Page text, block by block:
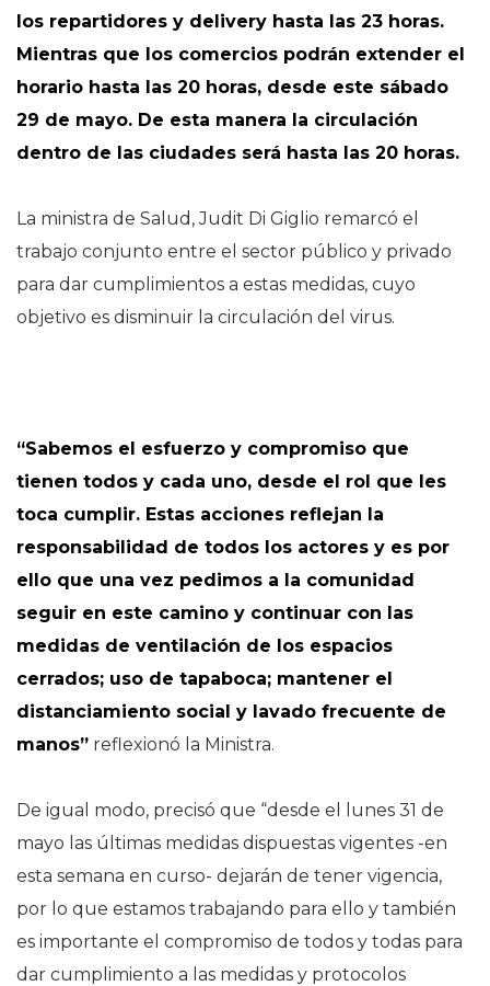
los repartidores y delivery hasta las 23 horas.
Mientras que los comercios podrán extender el
horario hasta las 20 horas, desde este sábado
29 de mayo. De esta manera la circulación
dentro de las ciudades será hasta las 20 horas.
La ministra de Salud, Judit Di Giglio remarcó el
trabajo conjunto entre el sector público y privado
para dar cumplimientos a estas medidas, cuyo
objetivo es disminuir la circulación del virus.
“Sabemos el esfuerzo y compromiso que
tienen todos y cada uno, desde el rol que les
toca cumplir. Estas acciones reflejan la
responsabilidad de todos los actores y es por
ello que una vez pedimos a la comunidad
seguir en este camino y continuar con las
medidas de ventilación de los espacios
cerrados; uso de tapaboca; mantener el
distanciamiento social y lavado frecuente de
manos” reflexionó la Ministra.
De igual modo, precisó que “desde el lunes 31 de
mayo las últimas medidas dispuestas vigentes -en
esta semana en curso- dejarán de tener vigencia,
por lo que estamos trabajando para ello y también
es importante el compromiso de todos y todas para
dar cumplimiento a las medidas y protocolos